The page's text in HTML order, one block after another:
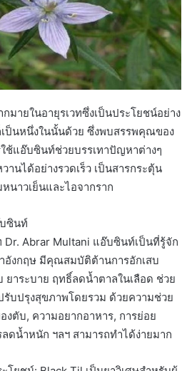
มายในอายุรเวทซึ่งเป็นประโยชน์อย่าง
ป็นหนึ่งในนั้นด้วย ซึ่งพบสรรพคุณของ
ช้แอ๊บซินท์ช่วยบรรเทาปัญหาต่างๆ
านได้อย่างรวดเร็ว เป็นสารกระตุ้น
าวเย็นและไอจากราก
ซินท์
Dr. Abrar Multani แอ๊บซินท์เป็นที่รู้จัก
อังกฤษ มีคุณสมบัติต้านการอักเสบ
าระบาย ฤทธิ์ลดน้ำตาลในเลือด ช่วย
รับปรุงสุขภาพโดยรวม ด้วยความช่วย
งตับ, ความอยากอาหาร, การย่อย
ดน้ำหนัก ฯลฯ สามารถทำได้ง่ายมาก